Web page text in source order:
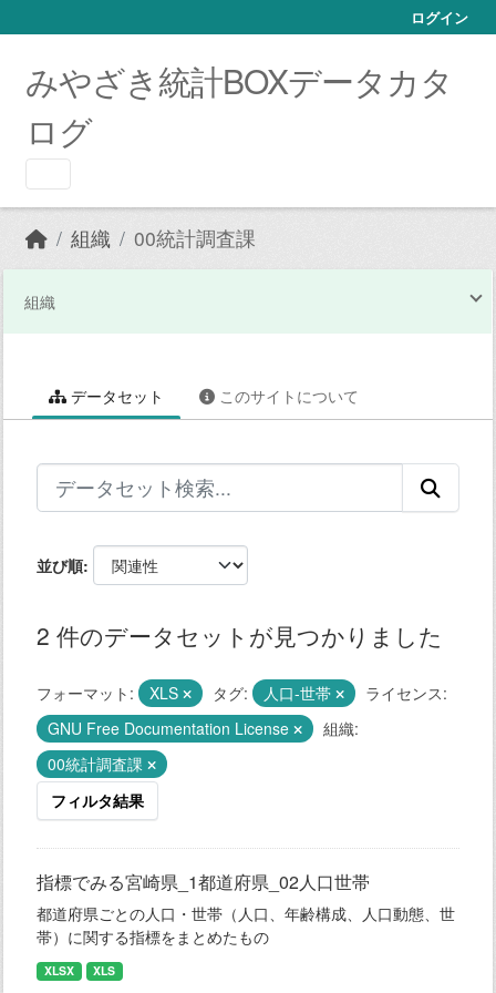
ログイン
みやざき統計BOXデータカタ
ログ
組織 00統計調査課
組織
データセット このサイトについて
並び順
2 件のデータセットが見つかりました
フォーマット: XLS タグ: 人口-世帯
ライセンス:
GNU Free Documentation License
組織:
00統計調査課
フィルタ結果
指標でみる宮崎県_1都道府県_02人口世帯
都道府県ごとの人口・世帯（人口、年齢構成、人口動態、世
帯）に関する指標をまとめたもの
XLSX XLS